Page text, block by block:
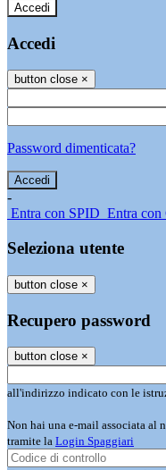
Accedi
Accedi
button close ×
Password dimenticata?
-
Entra con SPID Entra con
Seleziona utente
button close ×
Recupero password
button close ×
all'indirizzo indicato con le
Non hai una e-mail associata al
tramite la Login Spaggiari